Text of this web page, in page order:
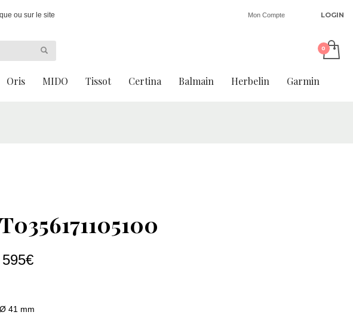
ou sur le site Mon Compte LOGIN
Oris MIDO Tissot Certina Balmain Herbelin
Garmin
T0356171105100
595€
Ø 41 mm